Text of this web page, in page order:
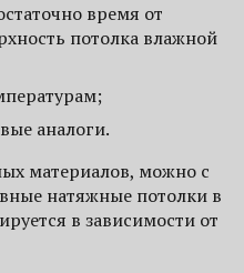
время от
потолка влажной
аналоги.
материалов, можно с
натяжные потолки в
в зависимости от